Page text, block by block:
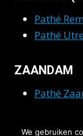
Pathé
Pathé
ZAANDAM
Pathé
ZWOLLE
We gebruiken